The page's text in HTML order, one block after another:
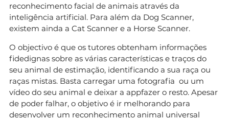
reconhecimento facial de animais através da
inteligência artificial. Para além da Dog Scanner,
existem ainda a Cat Scanner e a Horse Scanner.
O objectivo é que os tutores obtenham informações
fidedignas sobre as várias características e traços do
seu animal de estimação, identificando a sua raça ou
raças mistas. Basta carregar uma fotografia ou um
vídeo do seu animal e deixar a appfazer o resto. Apesar
de poder falhar, o objetivo é ir melhorando para
desenvolver um reconhecimento animal universal